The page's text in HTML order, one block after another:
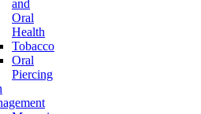
and
Oral
Health
Tobacco
Oral
Piercing